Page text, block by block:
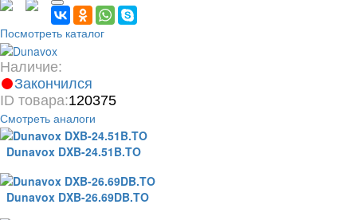
Посмотреть каталог
Наличие:
Закончился
ID товара:120375
Смотреть аналоги
Dunavox DXB-24.51B.TO
Dunavox DXB-26.69DB.TO